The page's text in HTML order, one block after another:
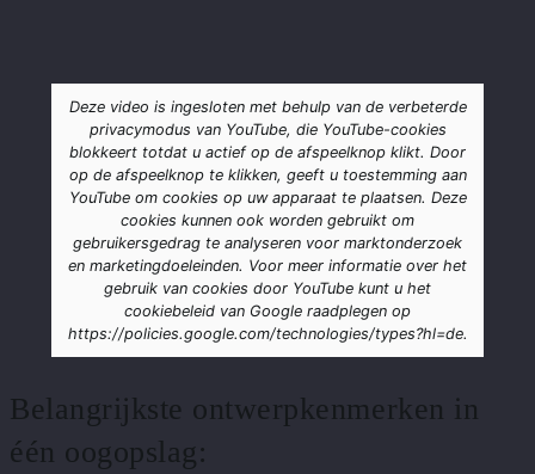
Deze video is ingesloten met behulp van de verbeterde
privacymodus van YouTube, die YouTube-cookies
blokkeert totdat u actief op de afspeelknop klikt. Door
op de afspeelknop te klikken, geeft u toestemming aan
YouTube om cookies op uw apparaat te plaatsen. Deze
cookies kunnen ook worden gebruikt om
gebruikersgedrag te analyseren voor marktonderzoek
en marketingdoeleinden. Voor meer informatie over het
gebruik van cookies door YouTube kunt u het
cookiebeleid van Google raadplegen op
https://policies.google.com/technologies/types?hl=de.
Belangrijkste ontwerpkenmerken in
één oogopslag: